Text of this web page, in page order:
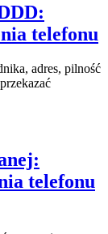
telefonu
adres, pilność
telefonu